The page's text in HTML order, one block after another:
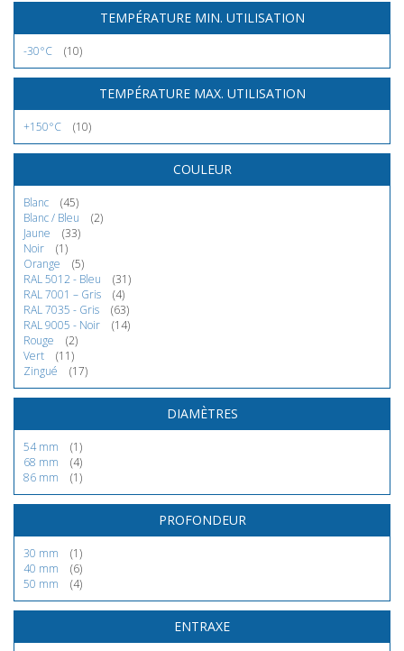
TEMPÉRATURE MIN. UTILISATION
-30°C (10)
TEMPÉRATURE MAX. UTILISATION
+150°C (10)
COULEUR
Blanc
(45)
Blanc / Bleu
(2)
Jaune
(33)
Noir
(1)
Orange
(5)
RAL 5012 - Bleu
(31)
RAL 7001 – Gris
(4)
RAL 7035 - Gris
(63)
RAL 9005 - Noir
(14)
Rouge
(2)
Vert
(11)
Zingué
(17)
DIAMÈTRES
54 mm
(1)
68 mm
(4)
86 mm
(1)
PROFONDEUR
30 mm
(1)
40 mm
(6)
50 mm
(4)
ENTRAXE